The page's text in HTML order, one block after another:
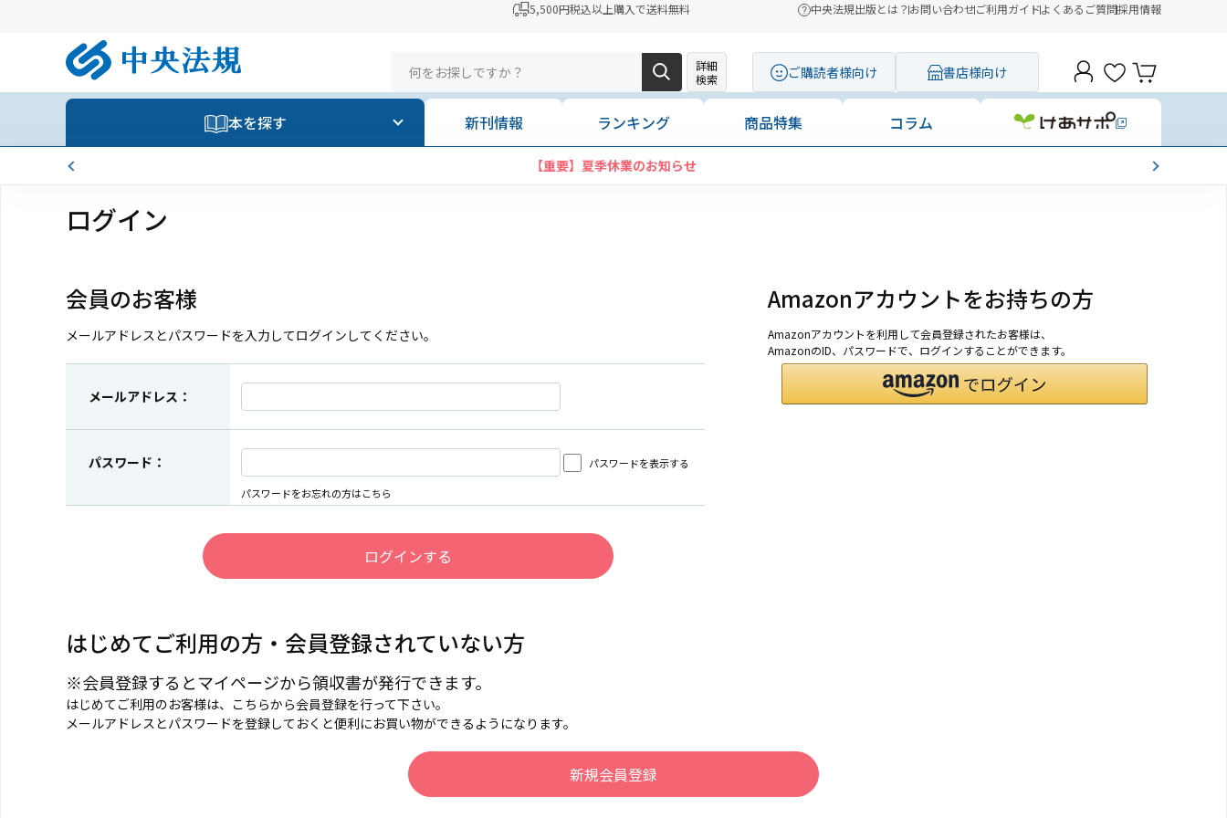
5,500円税込以上購入で送料無料 中央法規出版とは？お問い合わせご利用ガイドよくあるご質問採用情報
詳細
検索
ご購読者様向け 書店様向け
本を探す 新刊情報 ランキング 商品特集 コラム
【重要】夏季休業のお知らせ
ログイン
会員のお客様
メールアドレスとパスワードを入力してログインしてください。
メールアドレス：
パスワード： パスワードを表示する
パスワードをお忘れの方はこちら
Amazonアカウントをお持ちの方
Amazonアカウントを利用して会員登録されたお客様は、
AmazonのID、パスワードで、ログインすることができます。
はじめてご利用の方・会員登録されていない方
※会員登録するとマイページから領収書が発行できます。
はじめてご利用のお客様は、こちらから会員登録を行って下さい。
メールアドレスとパスワードを登録しておくと便利にお買い物ができるようになります。